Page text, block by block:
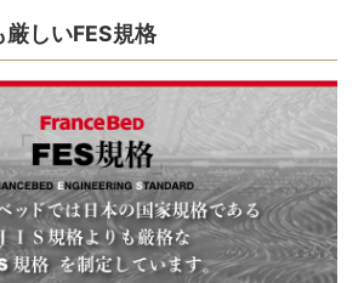
しいFES規格